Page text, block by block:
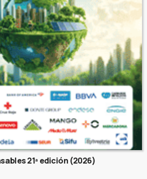
21ª edición (2026)